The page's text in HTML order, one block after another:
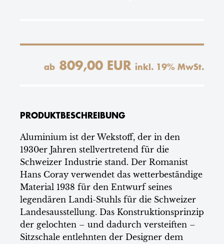
ab 809,00 EUR inkl. 19% MwSt.
PRODUKTBESCHREIBUNG
Aluminium ist der Wekstoff, der in den
1930er Jahren stellvertretend für die
Schweizer Industrie stand. Der Romanist
Hans Coray verwendet das wetterbeständige
Material 1938 für den Entwurf seines
legendären Landi-Stuhls für die Schweizer
Landesausstellung. Das Konstruktionsprinzip
der gelochten – und dadurch versteiften –
Sitzschale entlehnten der Designer dem